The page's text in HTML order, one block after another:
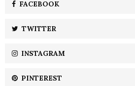
FACEBOOK
TWITTER
INSTAGRAM
PINTEREST